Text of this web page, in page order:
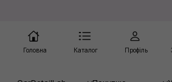
Головна Каталог Профіль